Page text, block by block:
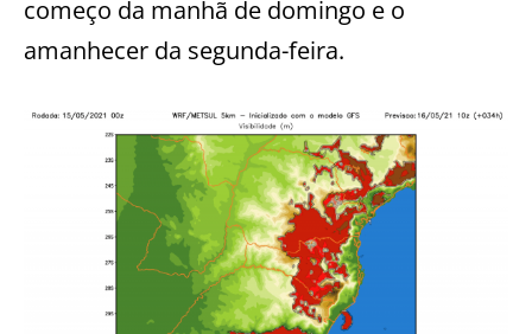
começo da manhã de domingo e o
amanhecer da segunda-feira.